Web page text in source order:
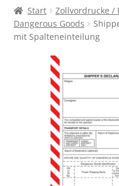
Start Zollvordrucke /
Dangerous Goods
mit Spalteneinteilung